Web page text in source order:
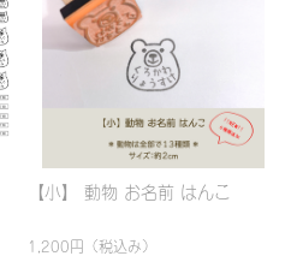
【小】 動物 お名前 はんこ
1,200円 （税込み）